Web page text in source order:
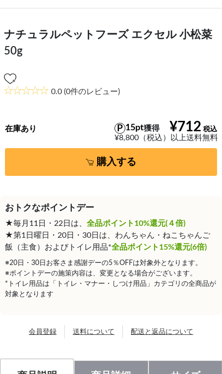
ナチュラルペットフーズ エクセル 小松菜
50g
0.0 (0件のレビュー)
¥712
15pt獲得
¥8,800（税込）以上送料無料
在庫あり
購入する
おトクなポイントデー
★毎月11日・22日は、 全品ポイント10%還元(４倍)
★第1日曜日・20日・30日は、わんちゃん・ねこちゃんご
飯（主食）およびトイレ用品*全品ポイント15%還元(6倍)
※20日・30日お客さま感謝デーの5％OFFは対象外となります。
※ポイントデーの施策内容は、変更となる場合がございます。
*トイレ用品は「トイレ・マナー・しつけ用品」カテゴリの全商品が
対象となります
会員登録 送料について 配送と返品について